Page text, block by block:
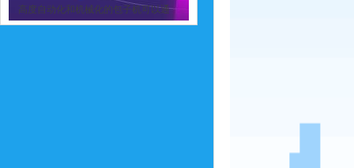
高度自动化和机械化的包子机可以通